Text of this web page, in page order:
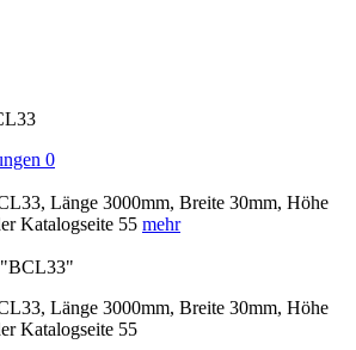
0
Länge 3000mm, Breite 30mm, Höhe
Katalogseite 55 mehr
"BCL33"
Länge 3000mm, Breite 30mm, Höhe
Katalogseite 55